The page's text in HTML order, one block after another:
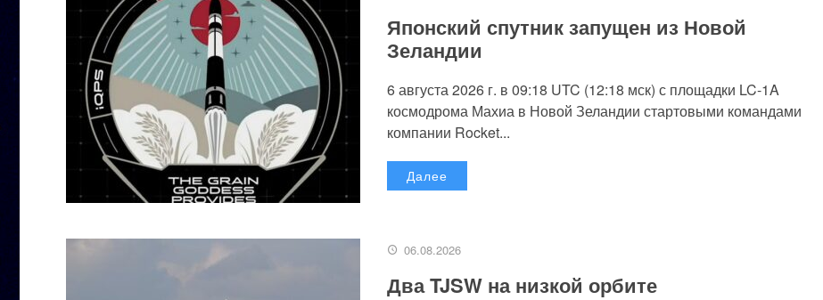
Японский спутник запущен из Новой
Зеландии
6 августа 2026 г. в 09:18 UTC (12:18 мск) с площадки LC-1A
космодрома Махиа в Новой Зеландии стартовыми командами
компании Rocket...
Далее
06.08.2026
Два TJSW на низкой орбите